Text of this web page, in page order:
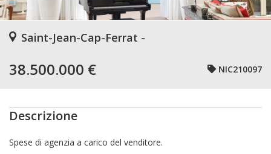
Saint-Jean-Cap-Ferrat -
38.500.000 € NIC210097
Descrizione
Spese di agenzia a carico del venditore.